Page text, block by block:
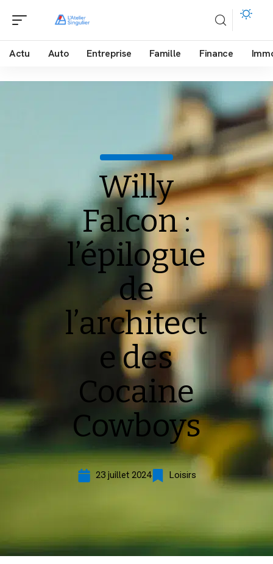
Actu Auto Entreprise Famille Finance
Willy
Falcon :
l’épilogue
de
l’architect
e des
Cocaine
Cowboys
23 juillet 2024 Loisirs